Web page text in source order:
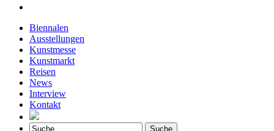
Biennalen
Ausstellungen
Kunstmesse
Kunstmarkt
Reisen
News
Interview
Kontakt